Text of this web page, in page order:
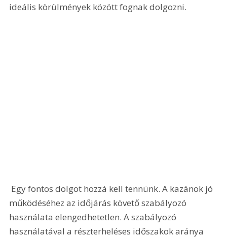
ideális körülmények között fognak dolgozni.
működéséhez az időjárás követő szabályozó
használata elengedhetetlen. A szabályozó
használatával a részterheléses időszakok aránya